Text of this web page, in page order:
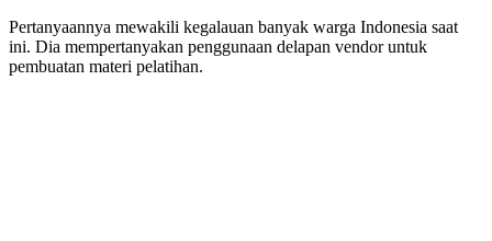
Pertanyaannya mewakili kegalauan banyak warga Indonesia saat
ini. Dia mempertanyakan penggunaan delapan vendor untuk
pembuatan materi pelatihan.